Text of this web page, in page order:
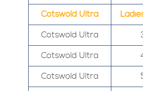
Cotswold Ultra
Cotswold Ultra
Cotswold Ultra
Cotswold Ultra